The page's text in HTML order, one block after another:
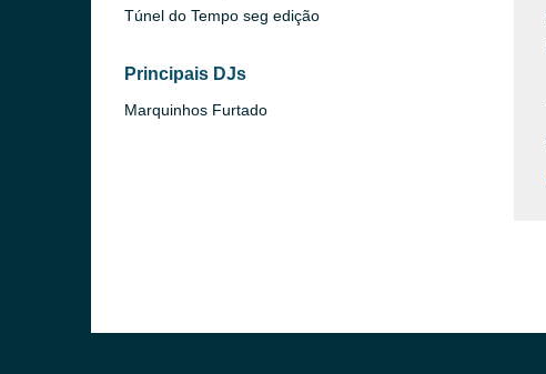
Túnel do Tempo seg edição
Principais DJs
Marquinhos Furtado